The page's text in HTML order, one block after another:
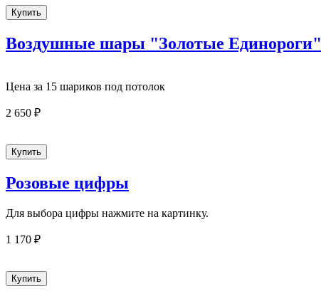
Воздушные шары "Золотые Единороги"
Цена за 15 шариков под потолок
2 650 ₽
Розовые цифры
Для выбора цифры нажмите на картинку.
1 170 ₽